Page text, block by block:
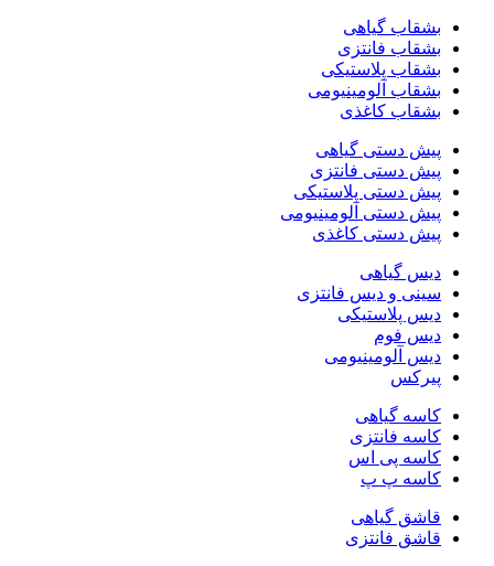
بشقاب گیاهی
بشقاب فانتزی
بشقاب پلاستیکی
بشقاب آلومینیومی
بشقاب کاغذی
پیش دستی گیاهی
پیش دستی فانتزی
پیش دستی پلاستیکی
پیش دستی آلومینیومی
پیش دستی کاغذی
دیس گیاهی
سینی و دیس فانتزی
دیس پلاستیکی
دیس فوم
دیس آلومینیومی
پیرکس
کاسه گیاهی
کاسه فانتزی
کاسه پی اس
کاسه پ پ
قاشق گیاهی
قاشق فانتزی